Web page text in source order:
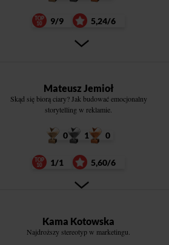
9/9 5,24/6
Mateusz Jemioł
Skąd się biorą ciary? Jak budować emocjonalny
storytelling w reklamie.
0 1 0
1/1 5,60/6
Kama Kotowska
Najdroższy stereotyp w marketingu.